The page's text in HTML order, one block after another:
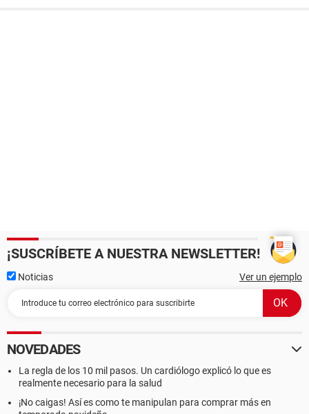
¡SUSCRÍBETE A NUESTRA NEWSLETTER!
Noticias Ver un ejemplo
NOVEDADES
La regla de los 10 mil pasos. Un cardiólogo explicó lo que es
realmente necesario para la salud
¡No caigas! Así es como te manipulan para comprar más en